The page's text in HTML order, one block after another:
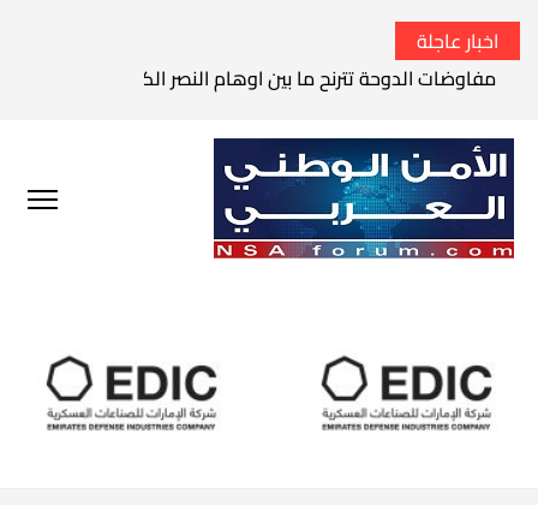
اخبار عاجلة
الحرس الثوري الإيراني يتوعد بقصف السفن الأمريكية في الخليج